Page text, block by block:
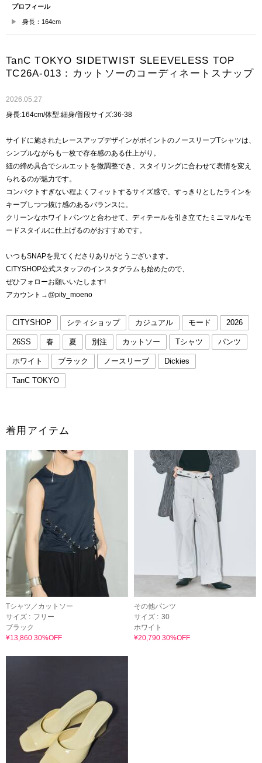
プロフィール
身長：164cm
TanC TOKYO SIDETWIST SLEEVELESS TOP
TC26A-013：カットソーのコーディネートスナップ
2026.05.27
身長:164cm/体型:細身/普段サイズ:36-38
サイドに施されたレースアップデザインがポイントのノースリーブTシャツは、
シンプルながらも一枚で存在感のある仕上がり。
紐の締め具合でシルエットを微調整でき、スタイリングに合わせて表情を変え
られるのが魅力です。
コンパクトすぎない程よくフィットするサイズ感で、すっきりとしたラインを
キープしつつ抜け感のあるバランスに。
クリーンなホワイトパンツと合わせて、ディテールを引き立てたミニマルなモ
ードスタイルに仕上げるのがおすすめです。
いつもSNAPを見てくださりありがとうございます。
CITYSHOP公式スタッフのインスタグラムも始めたので、
ぜひフォローお願いいたします!
アカウント→@pity_moeno
CITYSHOP シティショップ カジュアル モード 2026
26SS 春 夏 別注 カットソー Tシャツ パンツ
ホワイト ブラック ノースリーブ Dickies
TanC TOKYO
着用アイテム
Tシャツ／カットソー
サイズ : フリー
ブラック
¥13,860 30%OFF
その他パンツ
サイズ : 30
ホワイト
¥20,790 30%OFF